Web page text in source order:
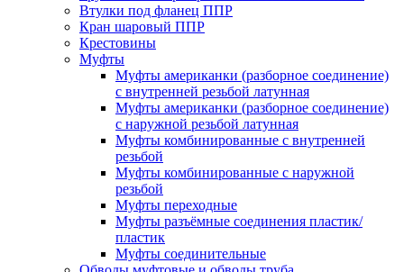
Втулки под фланец ППР
Кран шаровый ППР
Крестовины
Муфты
Муфты американки (разборное соединение)
с внутренней резьбой латунная
Муфты американки (разборное соединение)
с наружной резьбой латунная
Муфты комбинированные с внутренней
резьбой
Муфты комбинированные с наружной
резьбой
Муфты переходные
Муфты разъёмные соединения пластик/
пластик
Муфты соединительные